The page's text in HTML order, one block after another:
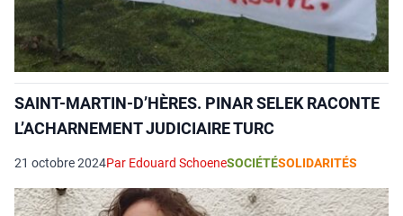
SAINT-MARTIN-D’HÈRES. PINAR SELEK RACONTE
L’ACHARNEMENT JUDICIAIRE TURC
21 octobre 2024Par Edouard SchoeneSOCIÉTÉSOLIDARITÉS